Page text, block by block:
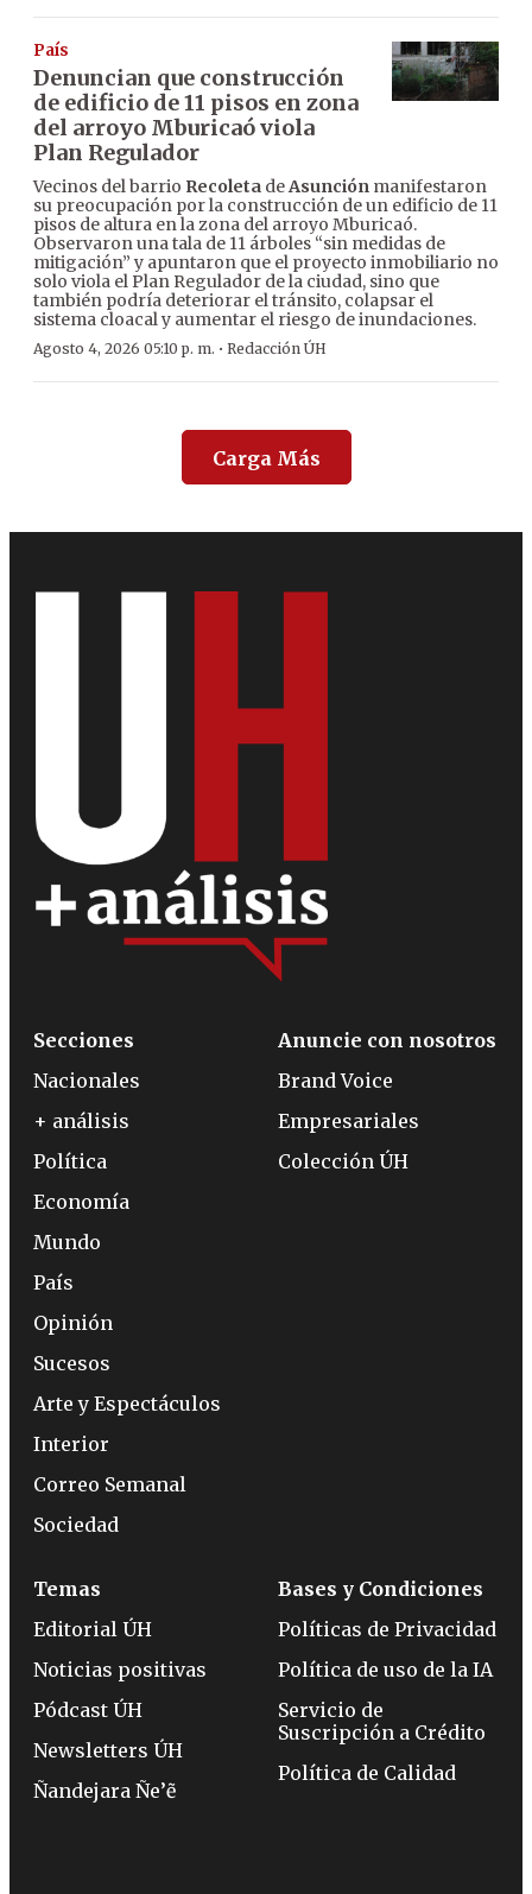
País
Denuncian que construcción
de edificio de 11 pisos en zona
del arroyo Mburicaó viola
Plan Regulador
Vecinos del barrio Recoleta deAsunción manifestaron
su preocupación por la construcción de un edificio de 11
pisos de altura en la zona del arroyo Mburicaó.
Observaron una tala de 11 árboles “sin medidas de
mitigación” y apuntaron que el proyecto inmobiliario no
solo viola el Plan Regulador de la ciudad, sino que
también podría deteriorar el tránsito, colapsar el
sistema cloacal y aumentar el riesgo de inundaciones.
Agosto 4, 2026 05:10 p. m. · Redacción ÚH
Carga Más
Secciones
Nacionales
+ análisis
Política
Economía
Mundo
País
Opinión
Sucesos
Arte y Espectáculos
Interior
Correo Semanal
Sociedad
Anuncie con nosotros
Brand Voice
Empresariales
Colección ÚH
Temas
Editorial ÚH
Noticias positivas
Pódcast ÚH
Newsletters ÚH
Ñandejara Ñe’ẽ
Bases y Condiciones
Políticas de Privacidad
Política de uso de la IA
Servicio de
Suscripción a Crédito
Política de Calidad